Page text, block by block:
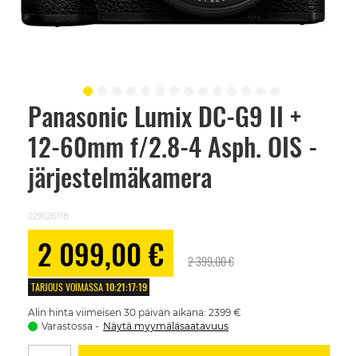
Panasonic Lumix DC-G9 II +
12-60mm f/2.8-4 Asph. OIS -
järjestelmäkamera
229126118
2 099,00 € 2 399,00 €
TARJOUS VOIMASSA 10:21:17:18
Alin hinta viimeisen 30 päivän aikana: 2399 €
Varastossa
Näytä myymäläsaatavuus
Skip
beginning
images